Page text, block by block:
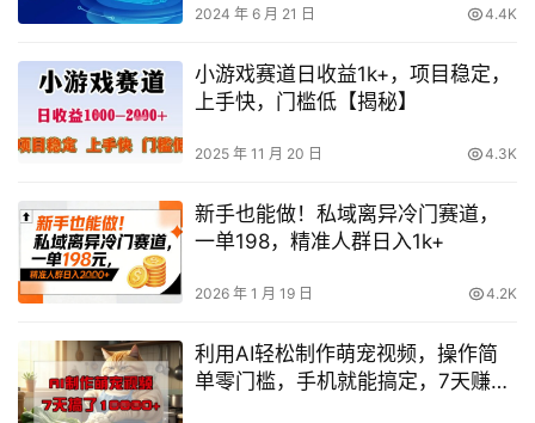
2024 年 6 月 21 日 4.4K
小游戏赛道日收益1k+，项目稳定，
上手快，门槛低【揭秘】
2025 年 11 月 20 日 4.3K
新手也能做！私域离异冷门赛道，
一单198，精准人群日入1k+
2026 年 1 月 19 日 4.2K
利用AI轻松制作萌宠视频，操作简
单零门槛，手机就能搞定，7天赚取